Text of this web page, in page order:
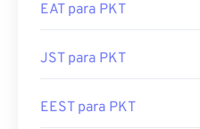
EAT para PKT
JST para PKT
EEST para PKT